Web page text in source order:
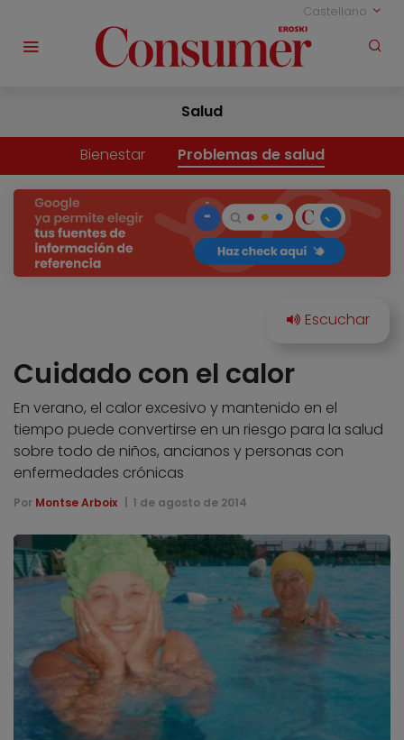
Castellano
Salud
Bienestar Problemas de salud
Cuidado con el calor
En verano, el calor excesivo y mantenido en el
tiempo puede convertirse en un riesgo para la salud
sobre todo de niños, ancianos y personas con
enfermedades crónicas
Por Montse Arboix 1 de agosto de 2014